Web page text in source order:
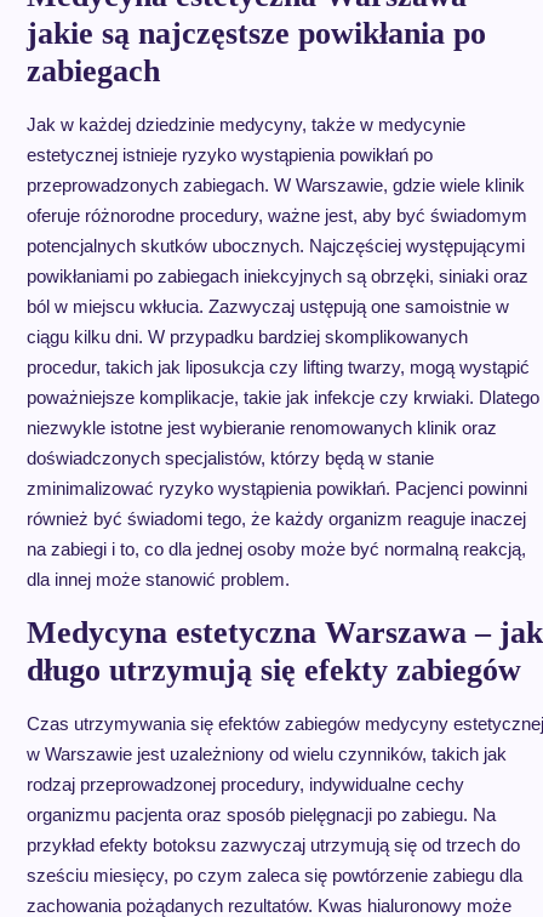
jakie są najczęstsze powikłania po
zabiegach
Jak w każdej dziedzinie medycyny, także w medycynie
estetycznej istnieje ryzyko wystąpienia powikłań po
przeprowadzonych zabiegach. W Warszawie, gdzie wiele klinik
oferuje różnorodne procedury, ważne jest, aby być świadomym
potencjalnych skutków ubocznych. Najczęściej występującymi
powikłaniami po zabiegach iniekcyjnych są obrzęki, siniaki oraz
ból w miejscu wkłucia. Zazwyczaj ustępują one samoistnie w
ciągu kilku dni. W przypadku bardziej skomplikowanych
procedur, takich jak liposukcja czy lifting twarzy, mogą wystąpić
poważniejsze komplikacje, takie jak infekcje czy krwiaki. Dlatego
niezwykle istotne jest wybieranie renomowanych klinik oraz
doświadczonych specjalistów, którzy będą w stanie
zminimalizować ryzyko wystąpienia powikłań. Pacjenci powinni
również być świadomi tego, że każdy organizm reaguje inaczej
na zabiegi i to, co dla jednej osoby może być normalną reakcją,
dla innej może stanowić problem.
Medycyna estetyczna Warszawa – jak
długo utrzymują się efekty zabiegów
Czas utrzymywania się efektów zabiegów medycyny estetycznej
w Warszawie jest uzależniony od wielu czynników, takich jak
rodzaj przeprowadzonej procedury, indywidualne cechy
organizmu pacjenta oraz sposób pielęgnacji po zabiegu. Na
przykład efekty botoksu zazwyczaj utrzymują się od trzech do
sześciu miesięcy, po czym zaleca się powtórzenie zabiegu dla
zachowania pożądanych rezultatów. Kwas hialuronowy może